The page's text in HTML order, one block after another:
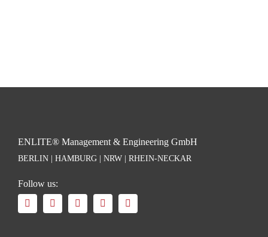
ENLITE® Management & Engineering GmbH
BERLIN | HAMBURG | NRW | RHEIN-NECKAR
Follow us: